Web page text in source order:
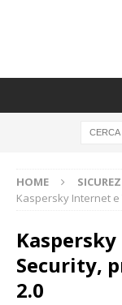
HOME
Kaspersky Internet
Security,
2.0